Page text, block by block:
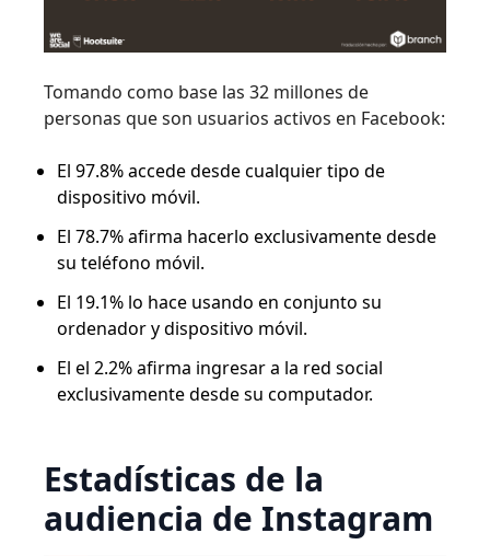
Tomando como base las 32 millones de
personas que son usuarios activos en Facebook:
El 97.8% accede desde cualquier tipo de
dispositivo móvil.
El 78.7% afirma hacerlo exclusivamente desde
su teléfono móvil.
El 19.1% lo hace usando en conjunto su
ordenador y dispositivo móvil.
El el 2.2% afirma ingresar a la red social
exclusivamente desde su computador.
Estadísticas de la
audiencia de Instagram